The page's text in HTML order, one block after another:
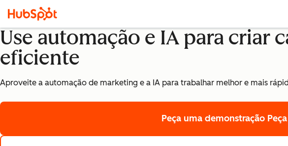
Use automação e IA para criar
eficiente
Aproveite a automação de marketing e a IA para trabalhar melhor e mais
Peça uma demonstração